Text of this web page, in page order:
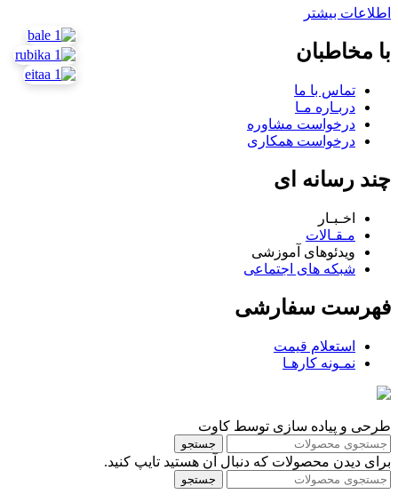
اطلاعات بیشتر
با مخاطبان
تماس با ما
دربـاره مـا
درخواست مشاوره
درخواست همکاری
چند رسانه ای
اخـبـار
مـقـالات
ویدئوهای آموزشی
شبکه های اجتماعی
فهرست سفارشی
استعلام قیمت
نمـونه کارهـا
طرحی و پیاده سازی توسط کاوت
جستجو
برای دیدن محصولات که دنبال آن هستید تایپ کنید.
جستجو